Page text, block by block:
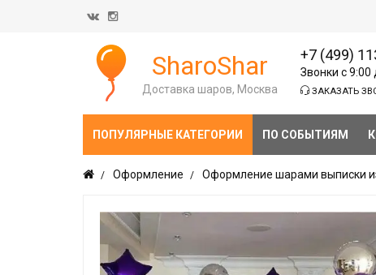
SharoShar
Доставка шаров, Москва
+7 (499)
Звонки с 9:00
ЗАКАЗАТЬ
ПОПУЛЯРНЫЕ КАТЕГОРИИ ПО СОБЫТИЯМ
Оформление Оформление шарами выписки